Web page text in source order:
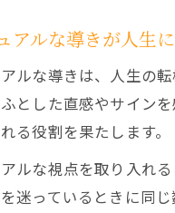
アルな導きが人生
ルな導きは、人生の
とした直感やサイン
る役割を果たします。
ルな視点を取り入れ
迷っているときに同